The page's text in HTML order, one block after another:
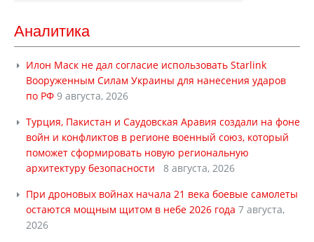
Аналитика
Илон Маск не дал согласие использовать Starlink
Вооруженным Силам Украины для нанесения ударов
по РФ 9 августа, 2026
Турция, Пакистан и Саудовская Аравия создали на фоне
войн и конфликтов в регионе военный союз, который
поможет сформировать новую региональную
архитектуру безопасности
8 августа, 2026
При дроновых войнах начала 21 века боевые самолеты
остаются мощным щитом в небе 2026 года 7 августа,
2026